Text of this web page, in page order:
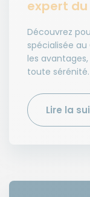
expert
Découvrez
spécialisée
les
toute sérénité.
Lire la